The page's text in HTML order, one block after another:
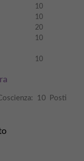
10
10
20
10
10
10 Posti